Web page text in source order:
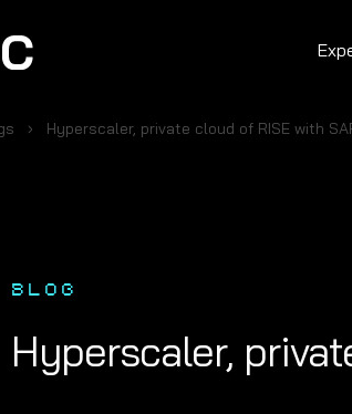
Hyperscaler, private cloud of RISE with
BLOG
Hyperscaler,